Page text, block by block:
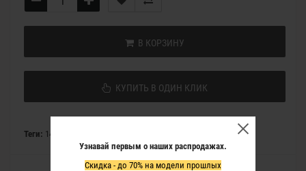
Узнавай первым о наших распродажах.
Скидка - до 70% на модели прошлых
В КОРЗИНУ
КУПИТЬ В ОДИН КЛИК
Теги: 1499-1